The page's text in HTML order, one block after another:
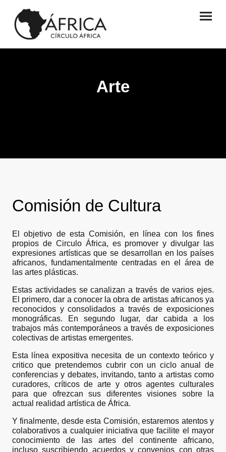
Arte
Comisión de Cultura
El objetivo de esta Comisión, en línea con los fines
propios de Circulo África, es promover y divulgar las
expresiones artísticas que se desarrollan en los países
africanos, fundamentalmente centradas en el área de
las artes plásticas.
Estas actividades se canalizan a través de varios ejes.
El primero, dar a conocer la obra de artistas africanos ya
reconocidos y consolidados a través de exposiciones
monográficas. En segundo lugar, dar cabida a los
trabajos más contemporáneos a través de exposiciones
colectivas de artistas emergentes.
Esta línea expositiva necesita de un contexto teórico y
critico que pretendemos cubrir con un ciclo anual de
conferencias y debates, invitando, tanto a artistas como
curadores, críticos de arte y otros agentes culturales
para que ofrezcan sus diferentes visiones sobre la
actual realidad artística de África.
Y finalmente, desde esta Comisión, estaremos atentos y
colaborativos a cualquier iniciativa que facilite el mayor
conocimiento de las artes del continente africano,
incluso suscribiendo acuerdos y convenios con otras